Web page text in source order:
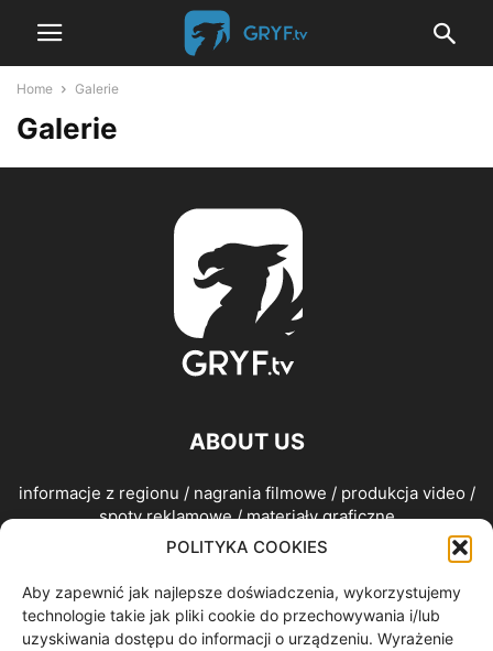
POLITYKA COOKIES
Aby zapewnić jak najlepsze doświadczenia, wykorzystujemy
technologie takie jak pliki cookie do przechowywania i/lub
uzyskiwania dostępu do informacji o urządzeniu. Wyrażenie
Home Galerie
Galerie
ABOUT US
informacje z regionu / nagrania filmowe / produkcja video /
spoty reklamowe / materiały graficzne
Contact us:redakcja@gryf.tv
FOLLOW US